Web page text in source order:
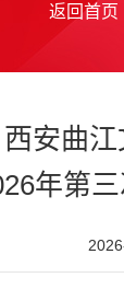
返回首页
西安曲
年第